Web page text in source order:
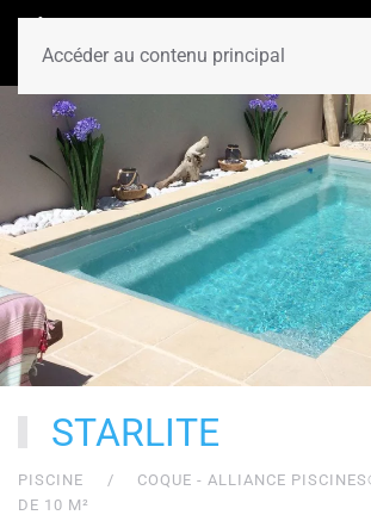
Accéder au contenu principal
STARLITE
PISCINE COQUE - ALLIANCE
DE 10 M²